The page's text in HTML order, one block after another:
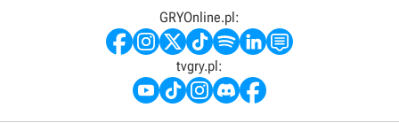
GRYOnline.pl:
tvgry.pl: